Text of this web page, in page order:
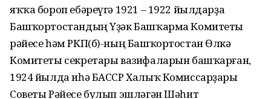
яҡҡа бороп ебәреүгә 1921 – 1922 йылдарҙа
Башҡортостандың Үҙәк Башҡарма Комитеты
рәйесе һәм РКП(б)-ның Башҡортостан Өлкә
Комитеты секретары вазифаларын башҡарған,
1924 йылда иһә БАССР Халыҡ Комиссарҙары
Советы Рәйесе булып эшләгән Шәһит